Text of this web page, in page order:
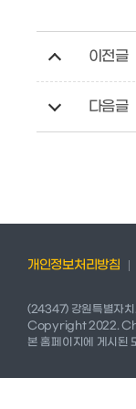
이전글
다음글
개인정보처리방침
(24347) 강원특별자치
Copyright 2022.
본 홈페이지에 게시된